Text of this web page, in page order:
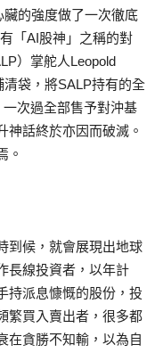
的強度做了一次徹底
「AI股神」之稱的對
）掌舵人Leopold
袋，將SALP持有的全
次過全部售予對沖基
神話終於亦因而破滅。
。
到候，就會展現出地球
長線投資者，以年計
持派息慷慨的股份，投
繁買入賣出者，很多都
在貪勝不知輸，以為自